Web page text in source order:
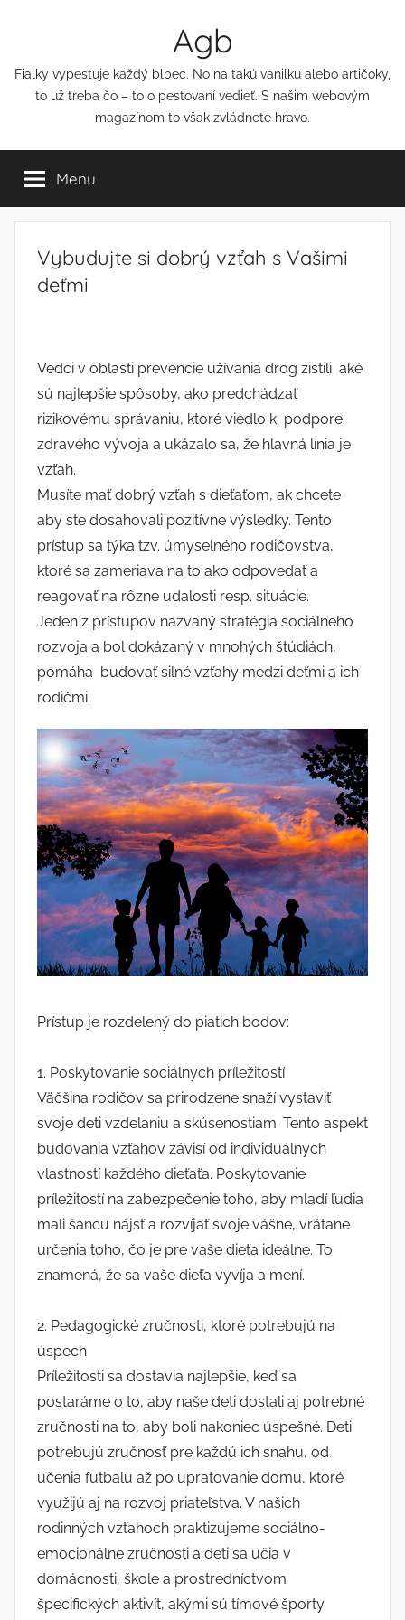
Agb
Fialky vypestuje každý blbec. No na takú vanilku alebo artičoky,
to už treba čo – to o pestovaní vedieť. S našim webovým
magazínom to však zvládnete hravo.
Menu
Vybudujte si dobrý vzťah s Vašimi
deťmi
Vedci v oblasti prevencie užívania drog zistili aké
sú najlepšie spôsoby, ako predchádzať
rizikovému správaniu, ktoré viedlo k podpore
zdravého vývoja a ukázalo sa, že hlavná línia je
vzťah.
Musíte mať dobrý vzťah s dieťaťom, ak chcete
aby ste dosahovali pozitívne výsledky. Tento
prístup sa týka tzv. úmyselného rodičovstva,
ktoré sa zameriava na to ako odpovedať a
reagovať na rôzne udalosti resp. situácie.
Jeden z prístupov nazvaný stratégia sociálneho
rozvoja a bol dokázaný v mnohých štúdiách,
pomáha budovať silné vzťahy medzi deťmi a ich
rodičmi.
Prístup je rozdelený do piatich bodov:
1. Poskytovanie sociálnych príležitostí
Väčšina rodičov sa prirodzene snaží vystaviť
svoje deti vzdelaniu a skúsenostiam. Tento aspekt
budovania vzťahov závisí od individuálnych
vlastností každého dieťaťa. Poskytovanie
príležitostí na zabezpečenie toho, aby mladí ľudia
mali šancu nájsť a rozvíjať svoje vášne, vrátane
určenia toho, čo je pre vaše dieťa ideálne. To
znamená, že sa vaše dieťa vyvíja a mení.
2. Pedagogické zručnosti, ktoré potrebujú na
úspech
Príležitosti sa dostavia najlepšie, keď sa
postaráme o to, aby naše deti dostali aj potrebné
zručnosti na to, aby boli nakoniec úspešné. Deti
potrebujú zručnosť pre každú ich snahu, od
učenia futbalu až po upratovanie domu, ktoré
využijú aj na rozvoj priateľstva. V našich
rodinných vzťahoch praktizujeme sociálno-
emocionálne zručnosti a deti sa učia v
domácnosti, škole a prostredníctvom
špecifických aktivít, akými sú tímové športy.